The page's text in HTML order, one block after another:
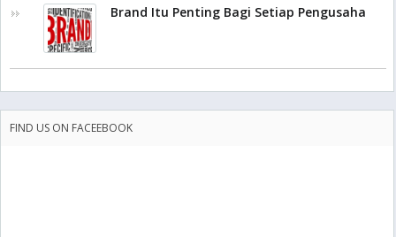
Brand Itu Penting Bagi Setiap Pengusaha
FIND US ON FACEEBOOK